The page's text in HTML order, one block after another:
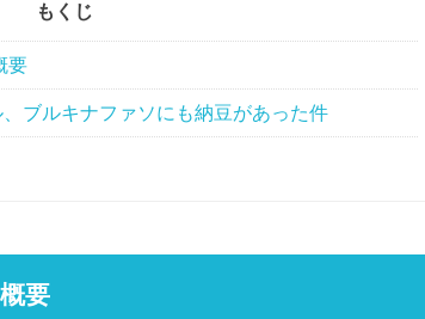
もくじ
要
ブルキナファソにも納豆があった件
要